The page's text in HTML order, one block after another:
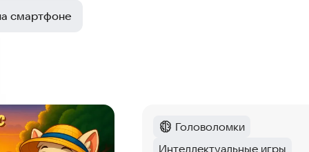
смартфоне
Категория:
Головоломки
Интеллектуальные игры